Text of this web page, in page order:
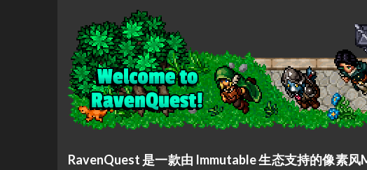
RavenQuest 是一款由 Immutable 生态支持的像素风